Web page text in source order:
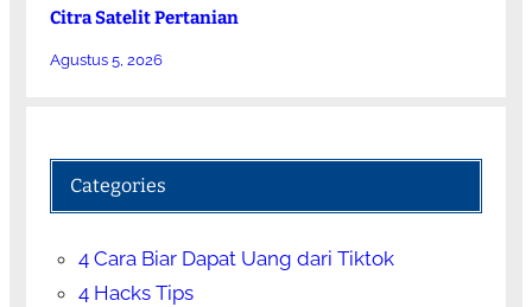
Citra Satelit Pertanian
Agustus 5, 2026
Categories
4 Cara Biar Dapat Uang dari Tiktok
4 Hacks Tips